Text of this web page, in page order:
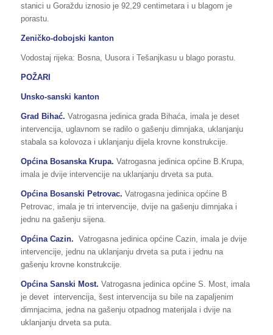
stanici u Goraždu iznosio je 92,29 centimetara i u blagom je
porastu.
Zeničko-dobojski kanton
Vodostaj rijeka: Bosna, Uusora i Tešanjkasu u blago porastu.
POŽARI
Unsko-sanski kanton
Grad Bihać. Vatrogasna jedinica grada Bihaća, imala je deset
intervencija, uglavnom se radilo o gašenju dimnjaka, uklanjanju
stabala sa kolovoza i uklanjanju dijela krovne konstrukcije.
Općina Bosanska Krupa. Vatrogasna jedinica općine B.Krupa,
imala je dvije intervencije na uklanjanju drveta sa puta.
Općina Bosanski Petrovac. Vatrogasna jedinica općine B
Petrovac, imala je tri intervencije, dvije na gašenju dimnjaka i
jednu na gašenju sijena.
Općina Cazin. Vatrogasna jedinica općine Cazin, imala je dvije
intervencije, jednu na uklanjanju drveta sa puta i jednu na
gašenju krovne konstrukcije.
Općina Sanski Most. Vatrogasna jedinica općine S. Most, imala
je devet intervencija, šest intervencija su bile na zapaljenim
dimnjacima, jedna na gašenju otpadnog materijala i dvije na
uklanjanju drveta sa puta.